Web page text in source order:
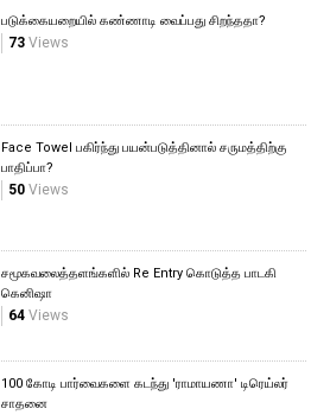
படுக்கையறையில் கண்ணாடி வைப்பது சிறந்ததா?
73Views
Face Towel பகிர்ந்து பயன்படுத்தினால் சருமத்திற்கு
பாதிப்பா?
50Views
சமூகவலைத்தளங்களில் Re Entry கொடுத்த பாடகி
கெனிஷா
64Views
100 கோடி பார்வைகளை கடந்து 'ராமாயணா' டிரெய்லர்
சாதனை